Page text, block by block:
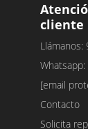
cliente
Llámanos:
[email
Contacto
Solicita